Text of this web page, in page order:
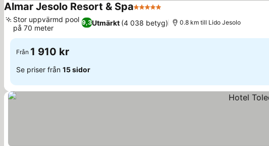
Almar Jesolo Resort & Spa5 Stjärnor
9,3Utmärkt (4 038 betyg)
Stor uppvärmd pool
på 70 meter
0.8 km till Lido Jesolo
Från 1 910 kr
Se priser från 15 sidor